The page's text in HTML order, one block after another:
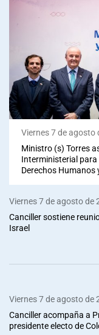
Viernes 7 de agosto
Ministro (s) Torres
Interministerial para
Derechos Humanos
Viernes 7 de agosto de
Canciller sostiene
Israel
Viernes 7 de agosto de
Canciller acompaña a
presidente electo de